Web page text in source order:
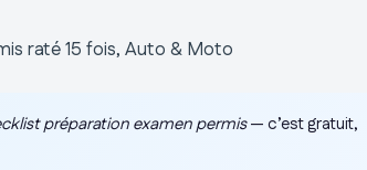
raté 15 fois, Auto & Moto
préparation examen permis— c’est gratuit,